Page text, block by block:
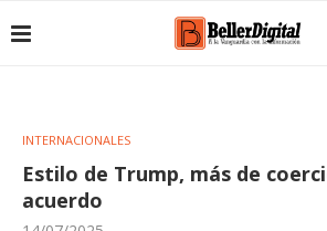
INTERNACIONALES
Estilo de Trump, más de
acuerdo